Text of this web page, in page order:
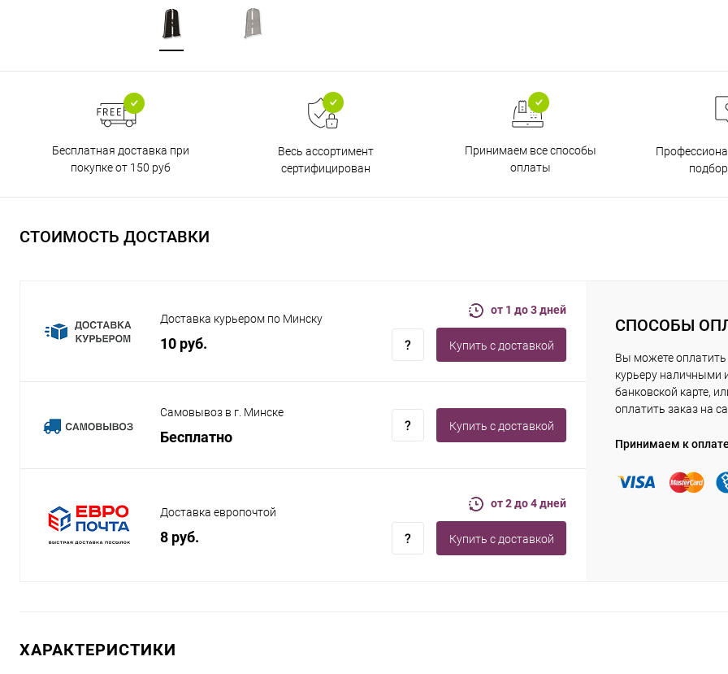
Бесплатная доставка при
покупке от 150 руб
Весь ассортимент
сертифицирован
Принимаем все способы
оплаты
СТОИМОСТЬ ДОСТАВКИ
Доставка курьером по Минску
10 руб.
от 1 до 3 дней
Купить c доставкой
Самовывоз в г. Минске
Бесплатно
Купить c доставкой
Доставка европочтой
8 руб.
от 2 до 4 дней
Купить c доставкой
СПОСОБЫ
Вы можете оплатить
курьеру наличными
банковской карте,
оплатить заказ на
Принимаем к оплате
ХАРАКТЕРИСТИКИ